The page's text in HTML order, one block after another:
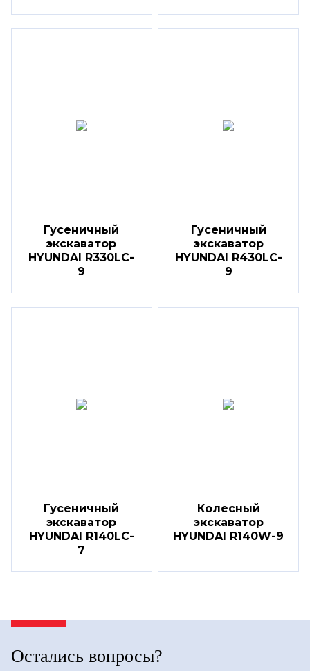
Гусеничный
экскаватор
HYUNDAI R330LC-
9
Гусеничный
экскаватор
HYUNDAI R430LC-
9
Гусеничный
экскаватор
HYUNDAI R140LC-
7
Колесный
экскаватор
HYUNDAI R140W-9
Остались вопросы?